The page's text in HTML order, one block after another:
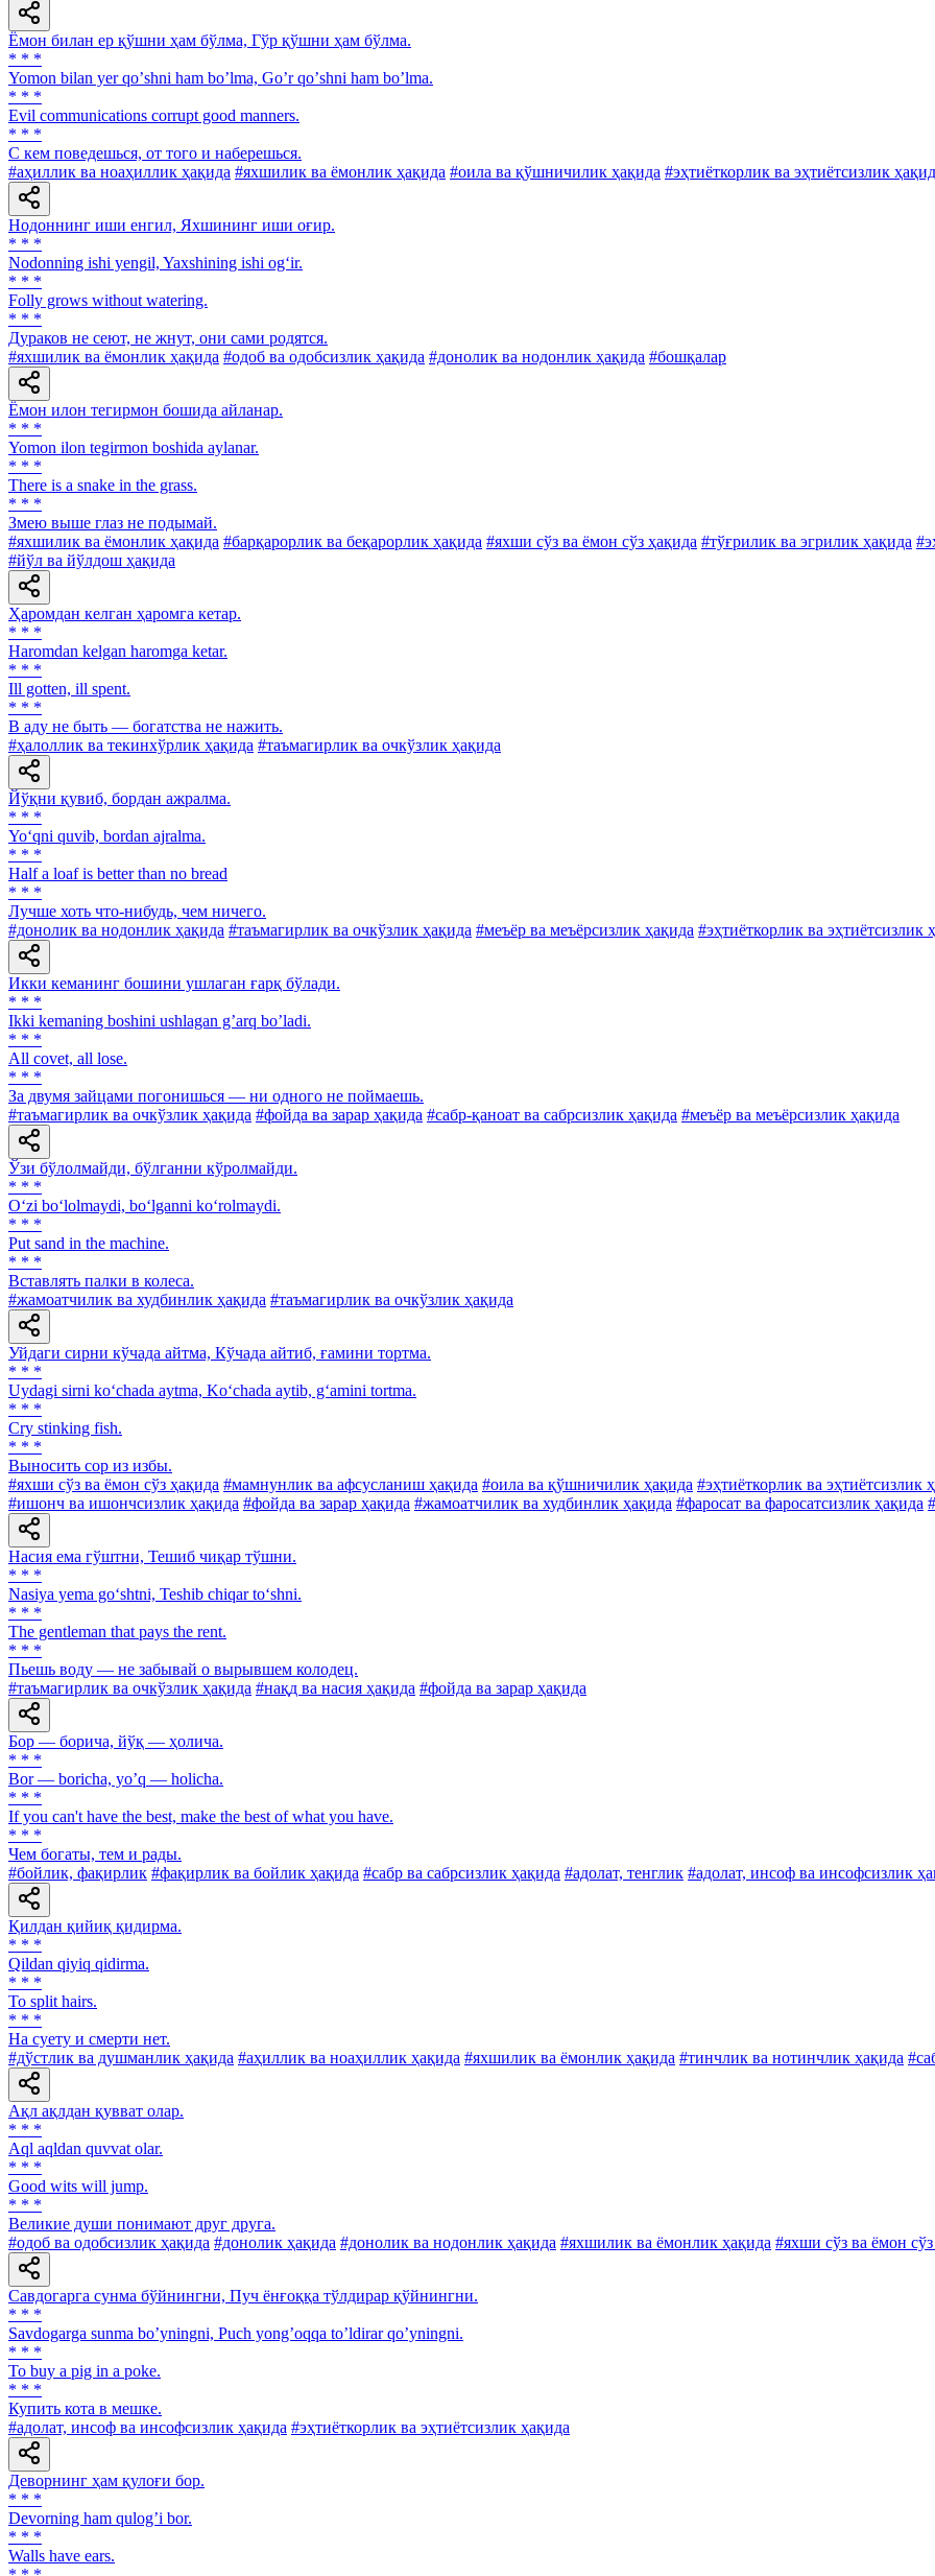
Ёмон билан ер қўшни ҳам бўлма, Гўр қўшни ҳам бўлма.
* * *
Yomon bilan yer qoʼshni ham boʼlma, Goʼr qoʼshni ham boʼlma.
* * *
Evil communications corrupt good manners.
* * *
С кем поведешься, от того и наберешься.
#аҳиллик ва ноаҳиллик ҳақида #яхшилик ва ёмонлик ҳақида #оила ва қўшничилик ҳақида #эҳтиёткорлик ва эҳтиётсизлик
Нодоннинг иши енгил, Яхшининг иши оғир.
* * *
Nodonning ishi yengil, Yaxshining ishi og‘ir.
* * *
Folly grows without watering.
* * *
Дураков не сеют, не жнут, они сами родятся.
#яхшилик ва ёмонлик ҳақида #одоб ва одобсизлик ҳақида #донолик ва нодонлик ҳақида #бошқалар
Ёмон илон тегирмон бошида айланар.
* * *
Yomon ilon tegirmon boshida aylanar.
* * *
There is a snake in the grass.
* * *
Змею выше глаз не подымай.
#яхшилик ва ёмонлик ҳақида #барқарорлик ва беқарорлик ҳақида #яхши сўз ва ёмон сўз ҳақида #тўғрилик ва эгрилик ҳақида
#йўл ва йўлдош ҳақида
Ҳаромдан келган ҳаромга кетар.
* * *
Haromdan kelgan haromga ketar.
* * *
Ill gotten, ill spent.
* * *
В аду не быть — богатства не нажить.
#ҳалоллик ва текинхўрлик ҳақида #таъмагирлик ва очкўзлик ҳақида
Йўқни қувиб, бордан ажралма.
* * *
Yo‘qni quvib, bordan ajralma.
* * *
Half a loaf is better than no bread
* * *
Лучше хоть что-нибудь, чем ничего.
#донолик ва нодонлик ҳақида #таъмагирлик ва очкўзлик ҳақида #меъёр ва меъёрсизлик ҳақида #эҳтиёткорлик ва эҳтиётсизлик
Икки кеманинг бошини ушлаган ғарқ бўлади.
* * *
Ikki kemaning boshini ushlagan gʼarq boʼladi.
* * *
All covet, all lose.
* * *
За двумя зайцами погонишься — ни одного не поймаешь.
#таъмагирлик ва очкўзлик ҳақида #фойда ва зарар ҳақида #сабр-қаноат ва сабрсизлик ҳақида #меъёр ва меъёрсизлик ҳақида
Ўзи бўлолмайди, бўлганни кўролмайди.
* * *
O‘zi bo‘lolmaydi, bo‘lganni ko‘rolmaydi.
* * *
Put sand in the machine.
* * *
Вставлять палки в колеса.
#жамоатчилик ва худбинлик ҳақида #таъмагирлик ва очкўзлик ҳақида
Уйдаги сирни кўчада айтма, Кўчада айтиб, ғамини тортма.
* * *
Uydagi sirni ko‘chada aytma, Ko‘chada aytib, g‘amini tortma.
* * *
Cry stinking fish.
* * *
Выносить cop из избы.
#яхши сўз ва ёмон сўз ҳақида #мамнунлик ва афсусланиш ҳақида #оила ва қўшничилик ҳақида #эҳтиёткорлик ва эҳтиётсизлик
#ишонч ва ишончсизлик ҳақида #фойда ва зарар ҳақида #жамоатчилик ва худбинлик ҳақида #фаросат ва фаросатсизлик ҳақида
Насия ема гўштни, Тешиб чиқар тўшни.
* * *
Nasiya yema go‘shtni, Teshib chiqar to‘shni.
* * *
The gentleman that pays the rent.
* * *
Пьешь воду — не забывай о вырывшем колодец.
#таъмагирлик ва очкўзлик ҳақида #нақд ва насия ҳақида #фойда ва зарар ҳақида
Бор — борича, йўқ — ҳолича.
* * *
Bor — boricha, yoʼq — holicha.
* * *
If you can't have the best, make the best of what you have.
* * *
Чем богаты, тем и рады.
#бойлик, фақирлик #фақирлик ва бойлик ҳақида #сабр ва сабрсизлик ҳақида #адолат, тенглик #адолат, инсоф ва инсофсизлик
Қилдан қийиқ қидирма.
* * *
Qildan qiyiq qidirma.
* * *
To split hairs.
* * *
Ha суету и смерти нет.
#дўстлик ва душманлик ҳақида #аҳиллик ва ноаҳиллик ҳақида #яхшилик ва ёмонлик ҳақида #тинчлик ва нотинчлик ҳақида
Ақл ақлдан қувват олар.
* * *
Aql aqldan quvvat olar.
* * *
Good wits will jump.
* * *
Великие души понимают друг друга.
#одоб ва одобсизлик ҳақида #донолик ҳақида #донолик ва нодонлик ҳақида #яхшилик ва ёмонлик ҳақида #яхши сўз ва ёмон
Савдогарга сунма бўйнингни, Пуч ёнғоққа тўлдирар қўйнингни.
* * *
Savdogarga sunma boʼyningni, Puch yongʼoqqa toʼldirar qoʼyningni.
* * *
To buy a pig in a poke.
* * *
Купить кота в мешке.
#адолат, инсоф ва инсофсизлик ҳақида #эҳтиёткорлик ва эҳтиётсизлик ҳақида
Деворнинг ҳам қулоғи бор.
* * *
Devorning ham qulogʼi bor.
* * *
Walls have ears.